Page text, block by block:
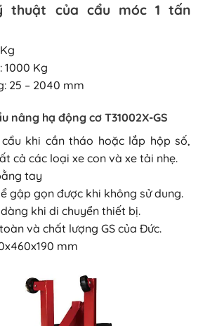
thuật của cẩu móc 1 tấn
1000 Kg
25 – 2040 mm
nâng hạ động cơ T31002X-GS
khi cần tháo hoặc lắp hộp số,
cả các loại xe con và xe tải nhẹ.
tay
gập gọn được khi không sử dung.
khi di chuyển thiết bị.
và chất lượng GS của Đức.
mm